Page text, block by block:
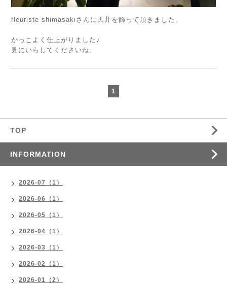
fleuriste shimasakiさんに天井を飾って頂きました。
かっこよく仕上がりました♪
見にいらしてくださいね。
1
TOP
INFORMATION
2026-07（1）
2026-06（1）
2026-05（1）
2026-04（1）
2026-03（1）
2026-02（1）
2026-01（2）